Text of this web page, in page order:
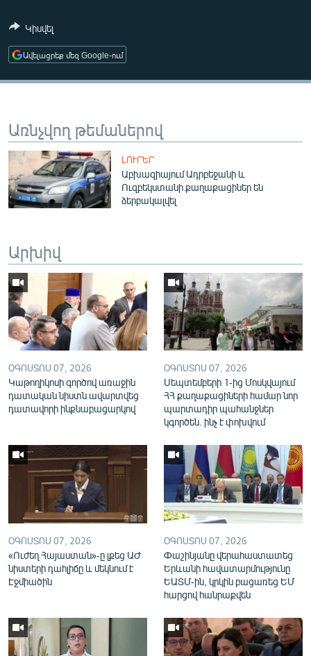
ՏԵՍԱՆՅՈՒԹԵՐ
ԲԱՆԱՎԵՃ
ՁԳՏԵԼՈՎ ԼԱՎԱԳՈՒՅՆԻՆ
Հայերեն
English
Русский
«Ազատության» բոլոր կայքերը
Կիսվել
Ավելացրեք մեզ Google-ում
Առնչվող թեմաներով
ԼՈՒՐԵՐ
Աբխազիայում Ադրբեջանի և
Ուզբեկստանի քաղաքացիներ են
ձերբակալվել
Արխիվ
ՕԳՈՍՏՈՍ 07, 2026
Կաթողիկոսի գործով առաջին
դատական նիստն ավարտվեց
դատավորի ինքնաբացարկով
ՕԳՈՍՏՈՍ 07, 2026
Սեպտեմբերի 1-ից Մոսկվայում
ՀՀ քաղաքացիների համար նոր
պարտադիր պահանջներ
կգործեն. ինչ է փոխվում
ՕԳՈՍՏՈՍ 07, 2026
«Ուժեղ Հայաստան»-ը լքեց ԱԺ
նիստերի դահլիճը և մեկնում է
Էջմիածին
ՕԳՈՍՏՈՍ 07, 2026
Փաշինյանը վերահաստատեց
Երևանի հավատարմությունը
ԵԱՏՄ-ին, կրկին բացառեց ԵՄ
հարցով հանրաքվեն